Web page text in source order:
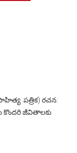
పత్రిక) రచన:
కొందరి జీవితాలకు